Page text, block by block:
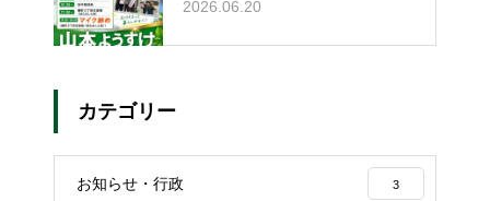
2026.06.20
カテゴリー
お知らせ・行政 3